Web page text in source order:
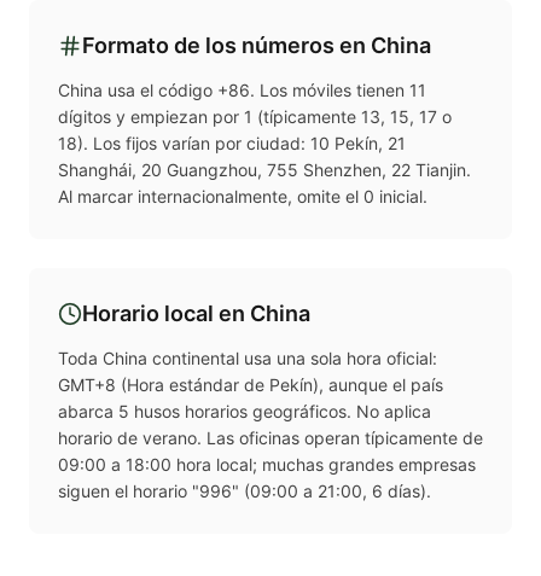
Formato de los números en China
China usa el código +86. Los móviles tienen 11
dígitos y empiezan por 1 (típicamente 13, 15, 17 o
18). Los fijos varían por ciudad: 10 Pekín, 21
Shanghái, 20 Guangzhou, 755 Shenzhen, 22 Tianjin.
Al marcar internacionalmente, omite el 0 inicial.
Horario local en China
Toda China continental usa una sola hora oficial:
GMT+8 (Hora estándar de Pekín), aunque el país
abarca 5 husos horarios geográficos. No aplica
horario de verano. Las oficinas operan típicamente de
09:00 a 18:00 hora local; muchas grandes empresas
siguen el horario "996" (09:00 a 21:00, 6 días).